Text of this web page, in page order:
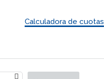
Calculadora de cuotas